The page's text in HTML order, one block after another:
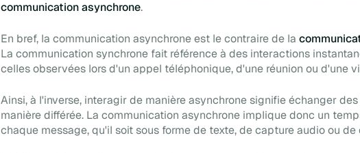
communication asynchrone.
En bref, la communication asynchrone est le contraire de la
La communication synchrone fait référence à des interactions
celles observées lors d'un appel téléphonique, d'une réunion ou d'une
Ainsi, à l'inverse, interagir de manière asynchrone signifie échanger
manière différée. La communication asynchrone implique donc un
chaque message, qu'il soit sous forme de texte, de capture audio ou